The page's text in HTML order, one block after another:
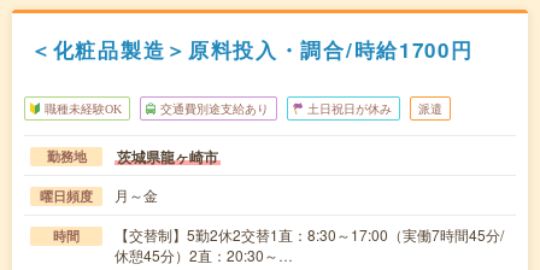
＜化粧品製造＞原料投入・調合/時給1700円
職種未経験OK 交通費別途支給あり 土日祝日が休み 派遣
勤務地 茨城県龍ヶ崎市
曜日頻度 月～金
時間
【交替制】5勤2休2交替1直：8:30～17:00（実働7時間45分/
休憩45分）2直：20:30～…